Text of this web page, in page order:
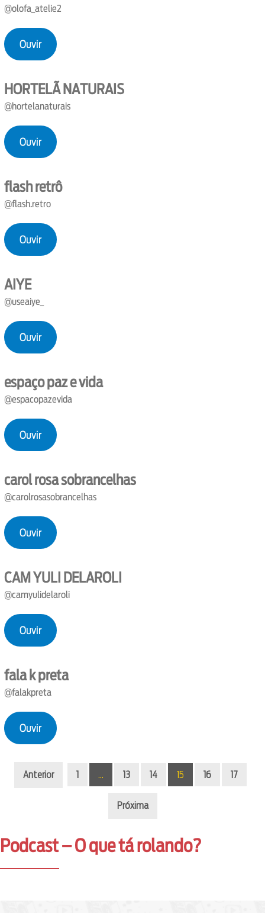
@olofa_atelie2
Ouvir
HORTELÃ NATURAIS
@hortelanaturais
Ouvir
flash retrô
@flash.retro
Ouvir
AIYE
@useaiye_
Ouvir
espaço paz e vida
@espacopazevida
Ouvir
carol rosa sobrancelhas
@carolrosasobrancelhas
Ouvir
CAM YULI DELAROLI
@camyulidelaroli
Ouvir
fala k preta
@falakpreta
Ouvir
Anterior 1 … 13 14 15 16 17
Próxima
Podcast – O que tá rolando?